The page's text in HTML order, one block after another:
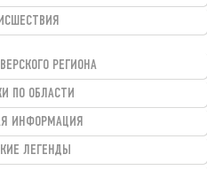
РЕГИОНА
ПО ОБЛАСТИ
ИНФОРМАЦИЯ
ЛЕГЕНДЫ